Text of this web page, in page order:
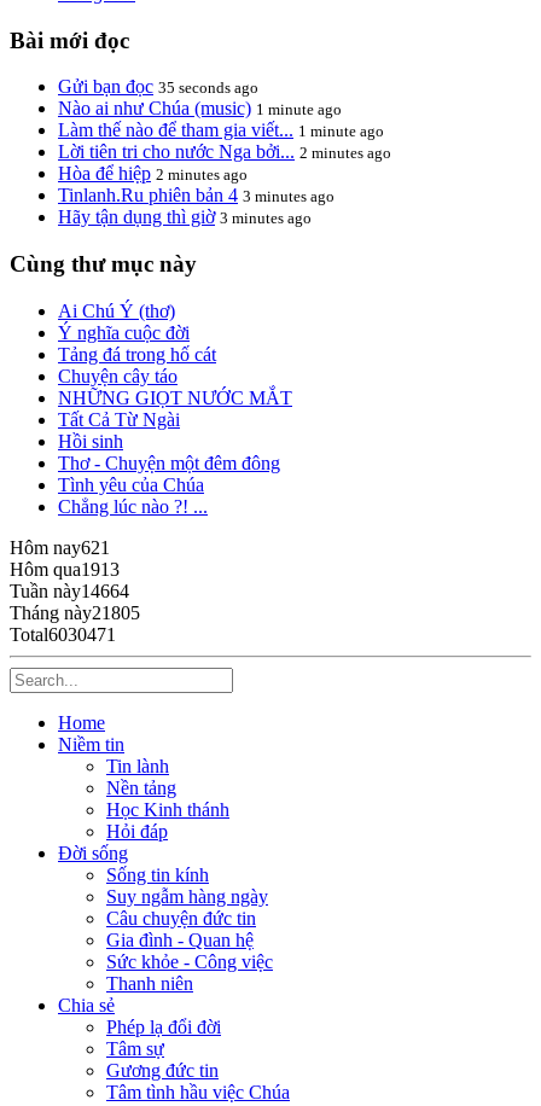
Bài mới đọc
Gửi bạn đọc 35 seconds ago
Nào ai như Chúa (music) 1 minute ago
Làm thế nào để tham gia viết... 1 minute ago
Lời tiên tri cho nước Nga bởi... 2 minutes ago
Hòa để hiệp 2 minutes ago
Tinlanh.Ru phiên bản 4 3 minutes ago
Hãy tận dụng thì giờ 3 minutes ago
Cùng thư mục này
Ai Chú Ý (thơ)
Ý nghĩa cuộc đời
Tảng đá trong hố cát
Chuyện cây táo
NHỮNG GIỌT NƯỚC MẮT
Tất Cả Từ Ngài
Hồi sinh
Thơ - Chuyện một đêm đông
Tình yêu của Chúa
Chẳng lúc nào ?! ...
Hôm nay621
Hôm qua1913
Tuần này14664
Tháng này21805
Total6030471
Home
Niềm tin
Tin lành
Nền tảng
Học Kinh thánh
Hỏi đáp
Đời sống
Sống tin kính
Suy ngẫm hàng ngày
Câu chuyện đức tin
Gia đình - Quan hệ
Sức khỏe - Công việc
Thanh niên
Chia sẻ
Phép lạ đổi đời
Tâm sự
Gương đức tin
Tâm tình hầu việc Chúa